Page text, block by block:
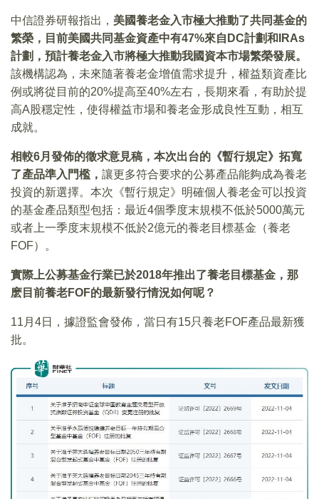
中信證券研報指出， 美國養老金入市極大推動了共同基金的
繁榮，目前美國共同基金資產中有47%來自DC計劃和IRAs
計劃， 預計養老金入市將極大推動我國資本市場繁榮發展。
該機構認為，未來隨著養老金增值需求提升，權益類資產比
例或將從目前的20%提高至40%左右，長期來看，有助於提
高A股穩定性，使得權益市場和養老金形成良性互動，相互
成就。
相較6月發佈的徵求意見稿，本次出台的《暫行規定》拓寬
了產品準入門檻， 讓更多符合要求的公募產品能夠成為養老
投資的新選擇。本次《暫行規定》明確個人養老金可以投資
的基金產品類型包括：最近4個季度末規模不低於5000萬元
或者上一季度末規模不低於2億元的養老目標基金（養老
FOF）。
實際上公募基金行業已於2018年推出了養老目標基金，那
麽目前養老FOF的最新發行情況如何呢？
11月4日，據證監會發佈，當日有15只養老FOF產品最新獲
批。